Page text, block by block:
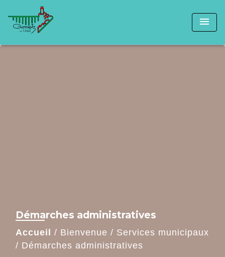
menu
Démarches administratives
Accueil / Bienvenue / Services municipaux
/ Démarches administratives